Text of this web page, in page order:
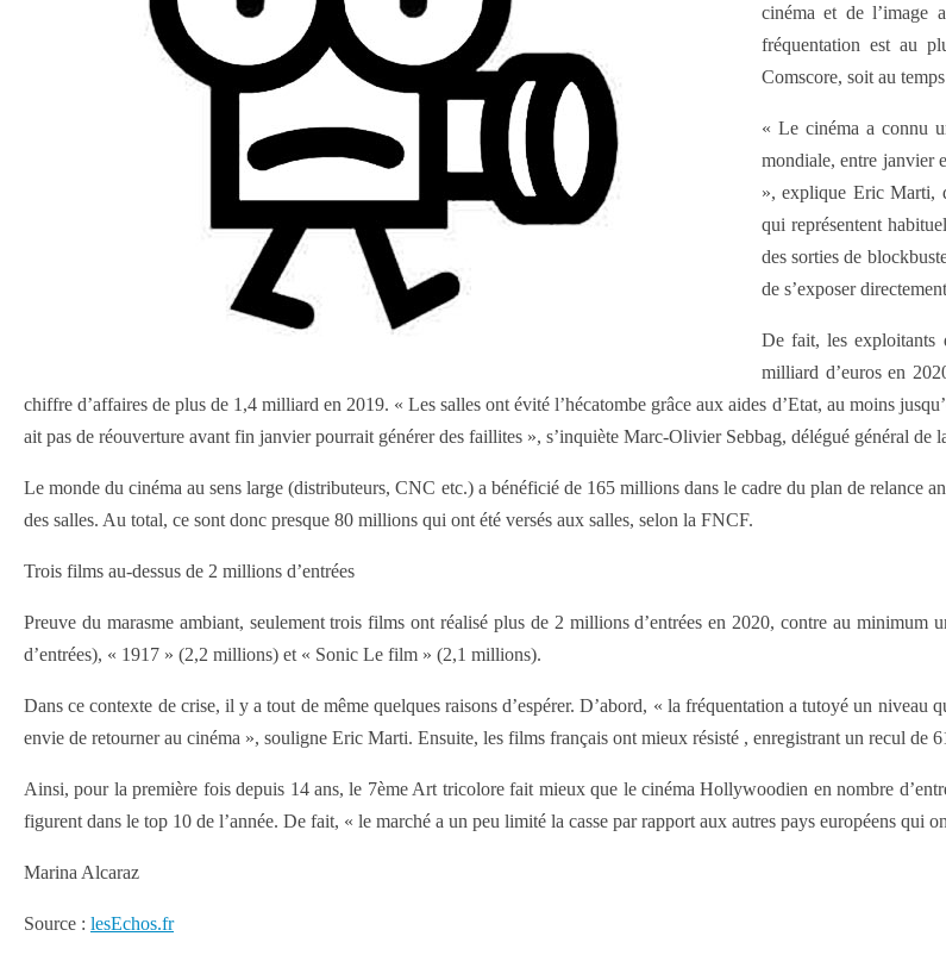
cinéma et de l’image
fréquentation est au
Comscore, soit au
« Le cinéma a connu
mondiale, entre janvier
», explique Eric Marti,
qui représentent
des sorties de
de s’exposer
De fait, les exploitants
milliard d’euros en
chiffre d’affaires de plus de 1,4 milliard en 2019. « Les salles ont évité l’hécatombe grâce aux aides d’Etat, au moins
ait pas de réouverture avant fin janvier pourrait générer des faillites », s’inquiète Marc-Olivier Sebbag, délégué général de
Le monde du cinéma au sens large (distributeurs, CNC etc.) a bénéficié de 165 millions dans le cadre du plan de relance
des salles. Au total, ce sont donc presque 80 millions qui ont été versés aux salles, selon la FNCF.
Trois films au-dessus de 2 millions d’entrées
Preuve du marasme ambiant, seulement trois films ont réalisé plus de 2 millions d’entrées en 2020, contre au
d’entrées), « 1917 » (2,2 millions) et « Sonic Le film » (2,1 millions).
Dans ce contexte de crise, il y a tout de même quelques raisons d’espérer. D’abord, « la fréquentation a tutoyé un
envie de retourner au cinéma », souligne Eric Marti. Ensuite, les films français ont mieux résisté , enregistrant un recul de
Ainsi, pour la première fois depuis 14 ans, le 7ème Art tricolore fait mieux que le cinéma Hollywoodien en nombre
figurent dans le top 10 de l’année. De fait, « le marché a un peu limité la casse par rapport aux autres pays européens
Marina Alcaraz
Source : lesEchos.fr